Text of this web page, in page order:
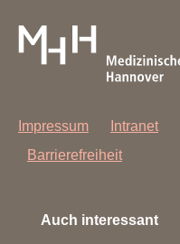
Impressum Intranet
Barrierefreiheit
Auch interessant